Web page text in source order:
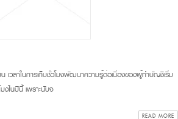
าในการเก็บชั่วโมงพัฒนาความรู้ต่อเนื่องของผู้ทำบัญชีเริ่ม
งในปีนี้ เพราะนับจ
READ MORE